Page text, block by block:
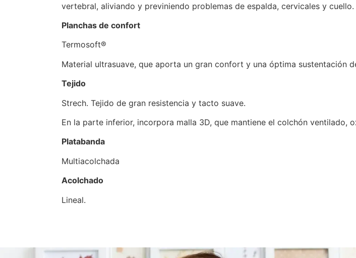
vertebral, aliviando y previniendo problemas de espalda, cervicales y cuello.
Planchas de confort
Termosoft®
Material ultrasuave, que aporta un gran confort y una óptima sustentación
Tejido
Strech. Tejido de gran resistencia y tacto suave.
En la parte inferior, incorpora malla 3D, que mantiene el colchón ventilado,
Platabanda
Multiacolchada
Acolchado
Lineal.